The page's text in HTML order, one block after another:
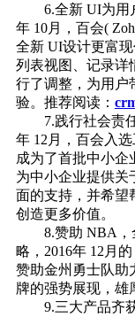
6.全新 UI为用户
年 10月，百会(
全新 UI设计更富
列表视图、记录详
行了调整，为用户
验。推荐阅读：
7.践行社会责任
年 12月，百会入
成为了首批中小企
为中小企业提供关
面的支持，并希望
创造更多价值。
8.赞助 NBA，
略，2016年 12月
赞助金州勇士队助
牌的强势展现，雄
9.三大产品齐获